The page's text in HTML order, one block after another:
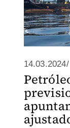
14.03.2024/